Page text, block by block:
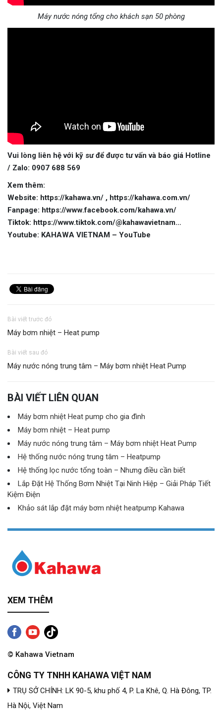
Máy nước nóng tổng cho khách sạn 50 phòng
Vui lòng liên hệ với kỹ sư để được tư vấn và báo giá Hotline
/ Zalo: 0907 688 569
Xem thêm:
Website: https://kahawa.vn/ , https://kahawa.com.vn/
Fanpage: https://www.facebook.com/kahawa.vn/
Tiktok: https://www.tiktok.com/@kahawavietnam…
Youtube: KAHAWA VIETNAM – YouTube
Bài viết trước đó
Máy bơm nhiệt – Heat pump
Bài viết sau đó
Máy nước nóng trung tâm – Máy bơm nhiệt Heat Pump
BÀI VIẾT LIÊN QUAN
Máy bơm nhiệt Heat pump cho gia đình
Máy bơm nhiệt – Heat pump
Máy nước nóng trung tâm – Máy bơm nhiệt Heat Pump
Hệ thống nước nóng trung tâm – Heatpump
Hệ thống lọc nước tổng toàn – Nhưng điều cần biết
Lắp Đặt Hệ Thống Bơm Nhiệt Tại Ninh Hiệp – Giải Pháp Tiết
Kiệm Điện
Khảo sát lắp đặt máy bơm nhiệt heatpump Kahawa
XEM THÊM
© Kahawa Vietnam
CÔNG TY TNHH KAHAWA VIỆT NAM
TRỤ SỞ CHÍNH: LK 90-5, khu phố 4, P. La Khê, Q. Hà Đông, TP.
Hà Nội, Việt Nam